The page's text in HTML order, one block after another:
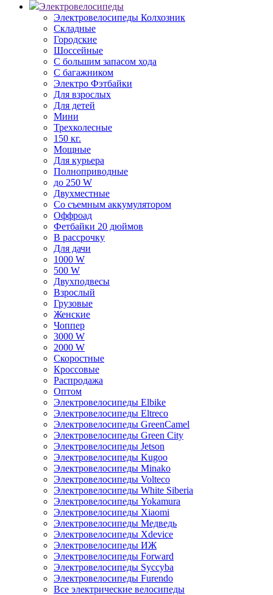
Электровелосипеды
Электровелосипеды Колхозник
Складные
Городские
Шоссейные
С большим запасом хода
С багажником
Электро Фэтбайки
Для взрослых
Для детей
Мини
Трехколесные
150 кг.
Мощные
Для курьера
Полноприводные
до 250 W
Двухместные
Со съемным аккумулятором
Оффроад
Фетбайки 20 дюймов
В рассрочку
Для дачи
1000 W
500 W
Двухподвесы
Взрослый
Грузовые
Женские
Чоппер
3000 W
2000 W
Скоростные
Кроссовые
Распродажа
Оптом
Электровелосипеды Elbike
Электровелосипеды Eltreco
Электровелосипеды GreenCamel
Электровелосипеды Green City
Электровелосипеды Jetson
Электровелосипеды Kugoo
Электровелосипеды Minako
Электровелосипеды Volteco
Электровелосипеды White Siberia
Электровелосипеды Yokamura
Электровелосипеды Xiaomi
Электровелосипеды Медведь
Электровелосипеды Xdevice
Электровелосипеды ИЖ
Электровелосипеды Forward
Электровелосипеды Syccyba
Электровелосипеды Furendo
Все электрические велосипеды